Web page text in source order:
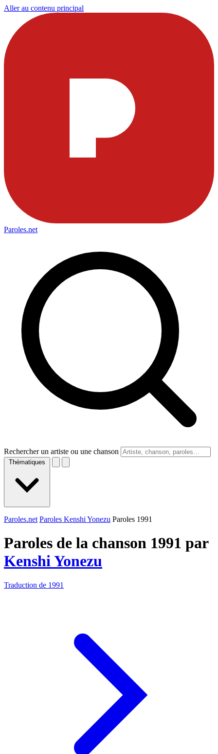
Aller au contenu principal
Paroles.net
Rechercher un artiste ou une chanson
Thématiques
Paroles.net Paroles Kenshi Yonezu Paroles 1991
Paroles de la chanson 1991 par
Kenshi Yonezu
Traduction de 1991